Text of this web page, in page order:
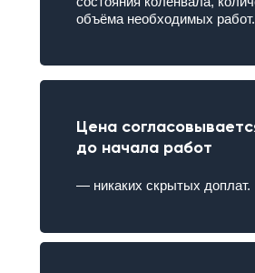
объёма необходимых работ.
— никаких скрытых доплат.
Цена
до начала работ